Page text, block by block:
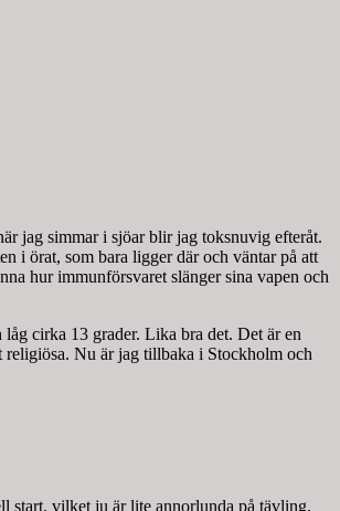
jag simmar i sjöar blir jag toksnuvig efteråt.
i örat, som bara ligger där och väntar på att
hur immunförsvaret slänger sina vapen och
cirka 13 grader. Lika bra det. Det är en
religiösa. Nu är jag tillbaka i Stockholm och
start, vilket ju är lite annorlunda på tävling.